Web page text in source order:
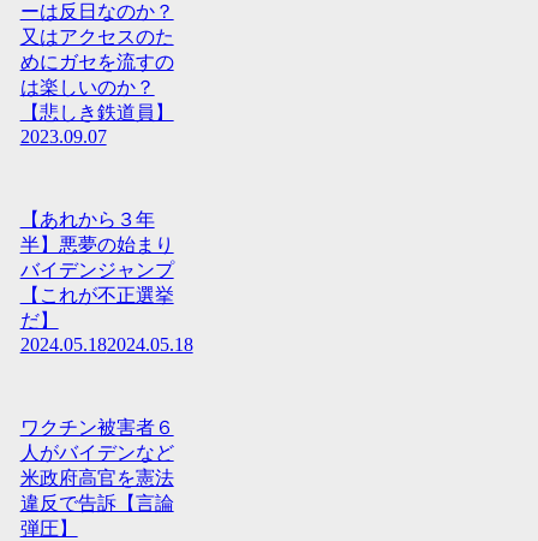
ーは反日なのか？
又はアクセスのた
めにガセを流すの
は楽しいのか？
【悲しき鉄道員】
2023.09.07
【あれから３年
半】悪夢の始まり
バイデンジャンプ
【これが不正選挙
だ】
2024.05.182024.05.18
ワクチン被害者６
人がバイデンなど
米政府高官を憲法
違反で告訴【言論
弾圧】